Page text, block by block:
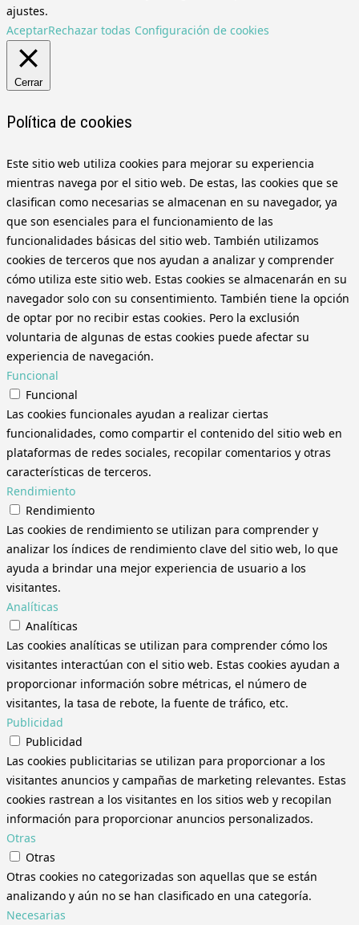
ajustes.
AceptarRechazar todas Configuración de cookies
Cerrar
Política de cookies
Este sitio web utiliza cookies para mejorar su experiencia
mientras navega por el sitio web. De estas, las cookies que se
clasifican como necesarias se almacenan en su navegador, ya
que son esenciales para el funcionamiento de las
funcionalidades básicas del sitio web. También utilizamos
cookies de terceros que nos ayudan a analizar y comprender
cómo utiliza este sitio web. Estas cookies se almacenarán en su
navegador solo con su consentimiento. También tiene la opción
de optar por no recibir estas cookies. Pero la exclusión
voluntaria de algunas de estas cookies puede afectar su
experiencia de navegación.
Funcional
Funcional
Las cookies funcionales ayudan a realizar ciertas
funcionalidades, como compartir el contenido del sitio web en
plataformas de redes sociales, recopilar comentarios y otras
características de terceros.
Rendimiento
Rendimiento
Las cookies de rendimiento se utilizan para comprender y
analizar los índices de rendimiento clave del sitio web, lo que
ayuda a brindar una mejor experiencia de usuario a los
visitantes.
Analíticas
Analíticas
Las cookies analíticas se utilizan para comprender cómo los
visitantes interactúan con el sitio web. Estas cookies ayudan a
proporcionar información sobre métricas, el número de
visitantes, la tasa de rebote, la fuente de tráfico, etc.
Publicidad
Publicidad
Las cookies publicitarias se utilizan para proporcionar a los
visitantes anuncios y campañas de marketing relevantes. Estas
cookies rastrean a los visitantes en los sitios web y recopilan
información para proporcionar anuncios personalizados.
Otras
Otras
Otras cookies no categorizadas son aquellas que se están
analizando y aún no se han clasificado en una categoría.
Necesarias